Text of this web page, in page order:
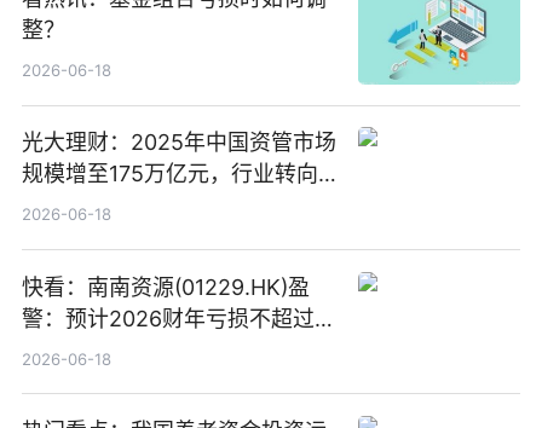
整？
2026-06-18
光大理财：2025年中国资管市场
规模增至175万亿元，行业转向
“量质并重”
2026-06-18
快看：南南资源(01229.HK)盈
警：预计2026财年亏损不超过
1000万港元
2026-06-18